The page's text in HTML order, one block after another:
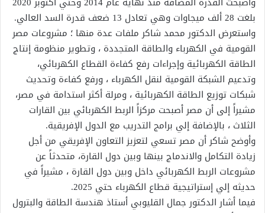
بلغت 28 ألف ميجاوات وهي تعادل 13 ضعف قدرة السد العالي.
واستعرض الدكتور محمد شاكر ملفات عدة منها ؛ مشروعات مصر
القومية في الكهرباء والطاقة المتجددة ، وتطوير منظومة إنتاج
الطاقة الكهربائية وإجراءات رفع كفاءة القطاع الكهربائي،
وتدعيم الشبكة القومية لنقل الكهرباء ، ورفع كفاءة وتحديث
شبكات توزيع الطاقة الكهربائية ، ومرلة أكثر استدامة في مصر،
مشيراً إلى أن مصر أصبحت مركزاً الربط الكهربائي بين القارات
الثلاث ، بالإضافة إلي برامج التدريب مع الدول الإفريقية.
وأوضح شاكر أن مصر تسعي لتعزيز التعاون الإفريقي من أجل
زيادة التكامل والاندماج بينها وبين دول القارة، متحدثاً عن
مشروعات الربط الكهربائي داخل وبين دول القارة ، مشيراً في
حديثه إلي إستراتيجية قطاع الكهرباء حتي 2025.
فيما أشار الدكتور جمال القليوبي أستاذ هندسة الطاقة والبترول